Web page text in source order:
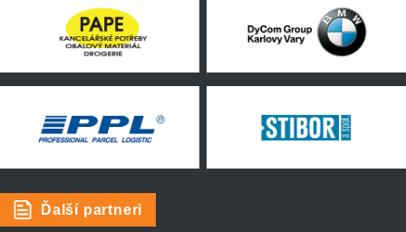
Ďalší partneri